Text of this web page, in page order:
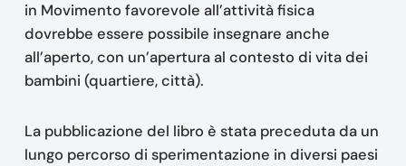
in Movimento favorevole all’attività fisica
dovrebbe essere possibile insegnare anche
all’aperto, con un’apertura al contesto di vita dei
bambini (quartiere, città).
La pubblicazione del libro è stata preceduta da un
lungo percorso di sperimentazione in diversi paesi